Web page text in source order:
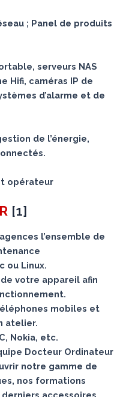
; Panel de produits
serveurs NAS
Hifi, caméras IP de
d’alarme et de
de l’énergie,
opérateur
[1]
l’ensemble de
ou Linux.
votre appareil afin
mobiles et
atelier.
Nokia, etc.
Docteur Ordinateur
notre gamme de
nos formations
accessoires